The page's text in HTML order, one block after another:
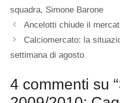
squadra, Simone Barone
Ancelotti chiude il
Calciomercato: la
settimana di agosto
4 commenti su